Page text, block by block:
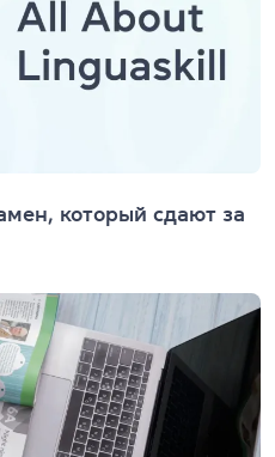
который сдают за